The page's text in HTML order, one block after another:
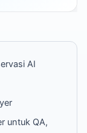
AI
untuk QA,